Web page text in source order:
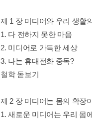
제 1 장 미디어와 우리 생활
1. 다 전하지 못한 마음
2. 미디어로 가득한 세상
3. 나는 휴대전화 중독?
철학 돋보기
제 2 장 미디어는 몸의 확장
1. 새로운 미디어는 우리 몸